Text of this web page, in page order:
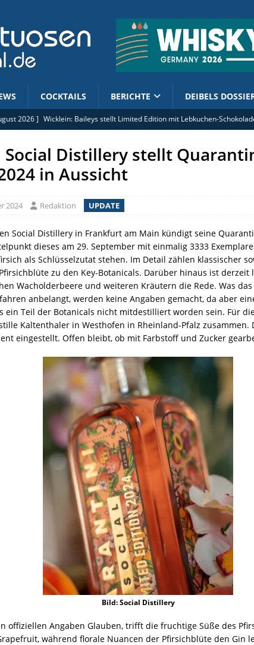
COCKTAILS BERICHTE DEIBELS
2026 ] Wicklein: Baileys stellt Limited Edition mit Lebkuchen-
2026 ] Limitiert: Rhum Clément enthüllt 2026er Cask Finish Collection
2026 ]
Anhebung der Alkoholsteuer: Kornbrennereien werben für
2026 ]
Mars Whisky: Hombo Shuzo Company zelebriert zwei Jubiläen
Social Distillery stellt
in Aussicht
2024 Redaktion UPDATE
Social Distillery in Frankfurt am Main kündigt seine
dieses am 29. September mit einmalig 3333
als Schlüsselzutat stehen. Im Detail zählen klassischer
zu den Key-Botanicals. Darüber hinaus ist derzeit
Wacholderbeere und weiteren Kräutern die Rede. Was das
anbelangt, werden keine Angaben gemacht, da aber
ein Teil der Botanicals nicht mitdestilliert worden sein. Für
Kaltenthaler in Westhofen in Rheinland-Pfalz zusammen.
eingestellt. Offen bleibt, ob mit Farbstoff und Zucker
Bild: Social Distillery
offiziellen Angaben Glauben, trifft die fruchtige Süße des
während florale Nuancen der Pfirsichblüte den Gin